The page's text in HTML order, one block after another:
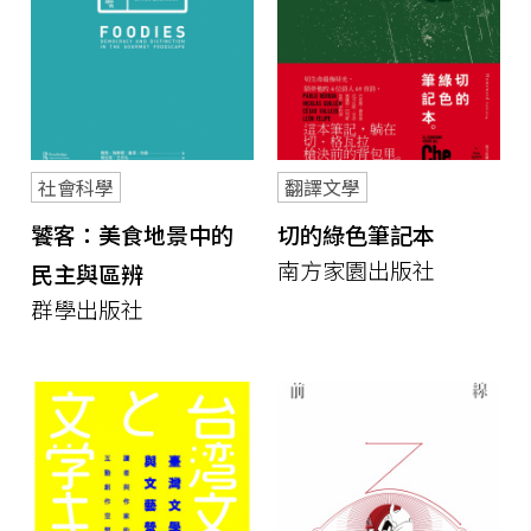
社會科學
饕客：美食地景中的
民主與區辨
群學出版社
翻譯文學
切的綠色筆記本
南方家園出版社